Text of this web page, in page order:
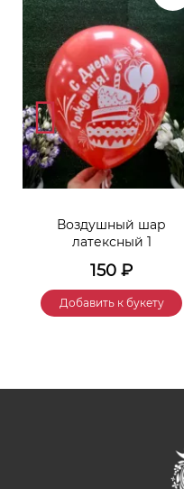
Воздушный шар
латексный 1
150 ₽
Добавить к букету